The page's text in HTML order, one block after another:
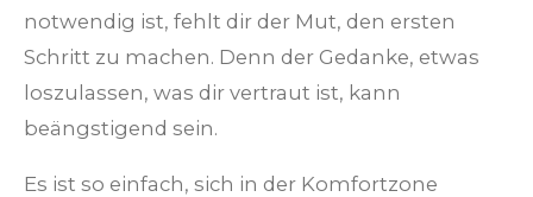
notwendig ist, fehlt dir der Mut, den ersten
Schritt zu machen. Denn der Gedanke, etwas
loszulassen, was dir vertraut ist, kann
beängstigend sein.
Es ist so einfach, sich in der Komfortzone